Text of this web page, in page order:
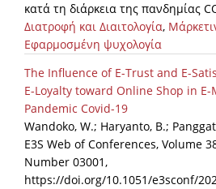
κατά τη διάρκεια της πανδημίας
Διατροφή και Διαιτολογία,
Εφαρμοσμένη ψυχολογία
The Influence of E-Trust and E-
E-Loyalty toward Online Shop in
Pandemic Covid-19
Wandoko, W.; Haryanto, B.;
E3S Web of Conferences, Volume
Number 03001,
https://doi.org/10.1051/e3sconf/